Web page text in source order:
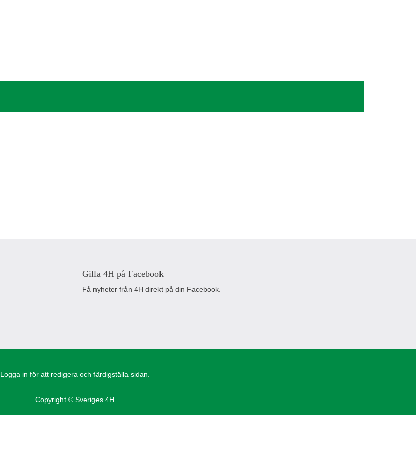
Gilla 4H på Facebook
Få nyheter från 4H direkt på din Facebook.
Logga in för att redigera och färdigställa sidan.
Copyright © Sveriges 4H